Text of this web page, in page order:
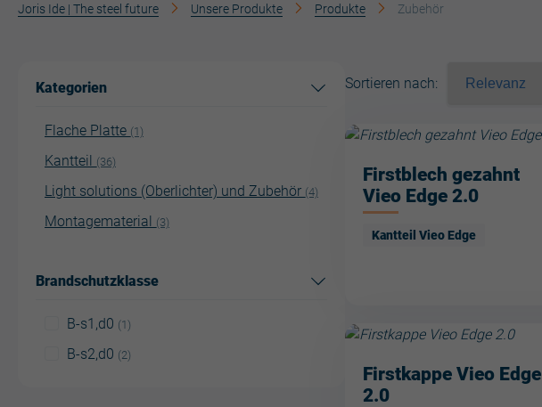
Joris Ide | The steel future Unsere Produkte Produkte Zubehör
Kategorien
Flache Platte (1)
Kantteil (36)
Light solutions (Oberlichter) und Zubehör (4)
Montagematerial (3)
Brandschutzklasse
B-s1,d0 (1)
B-s2,d0 (2)
Sortieren nach:
Firstblech gezahnt
Vieo Edge 2.0
Kantteil Vieo Edge
Firstkappe Vieo Edge
2.0